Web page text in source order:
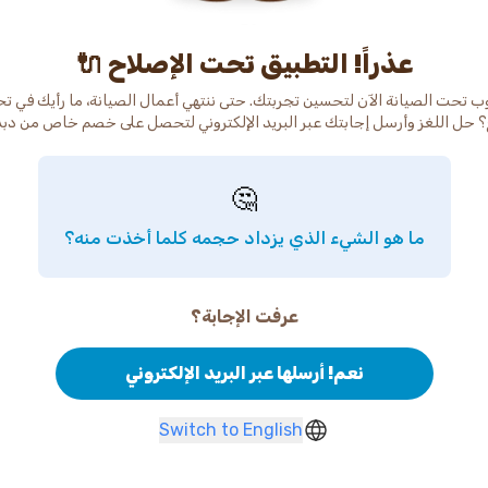
عذراً! التطبيق تحت الإصلاح 🔌
تحت الصيانة الآن لتحسين تجربتك. حتى ننتهي أعمال الصيانة، ما رأيك في
حل اللغز وأرسل إجابتك عبر البريد الإلكتروني لتحصل على خصم خاص من
🤔
ما هو الشيء الذي يزداد حجمه كلما أخذت منه؟
عرفت الإجابة؟
نعم! أرسلها عبر البريد الإلكتروني
Switch to English